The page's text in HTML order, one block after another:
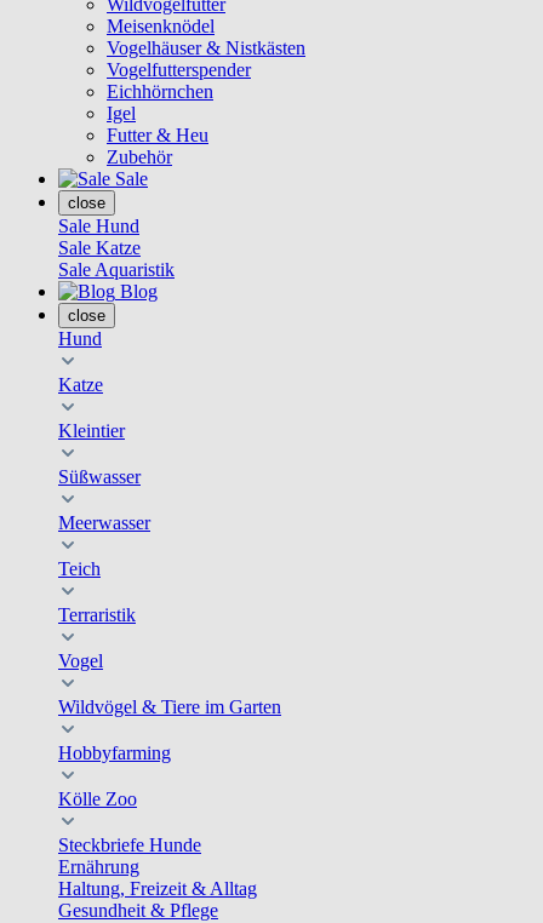
Wildvogelfutter
Meisenknödel
Vogelhäuser & Nistkästen
Vogelfutterspender
Eichhörnchen
Igel
Futter & Heu
Zubehör
Sale
close
Sale Hund
Sale Katze
Sale Aquaristik
Blog
close
Hund
Katze
Kleintier
Süßwasser
Meerwasser
Teich
Terraristik
Vogel
Wildvögel & Tiere im Garten
Hobbyfarming
Kölle Zoo
Steckbriefe Hunde
Ernährung
Haltung, Freizeit & Alltag
Gesundheit & Pflege